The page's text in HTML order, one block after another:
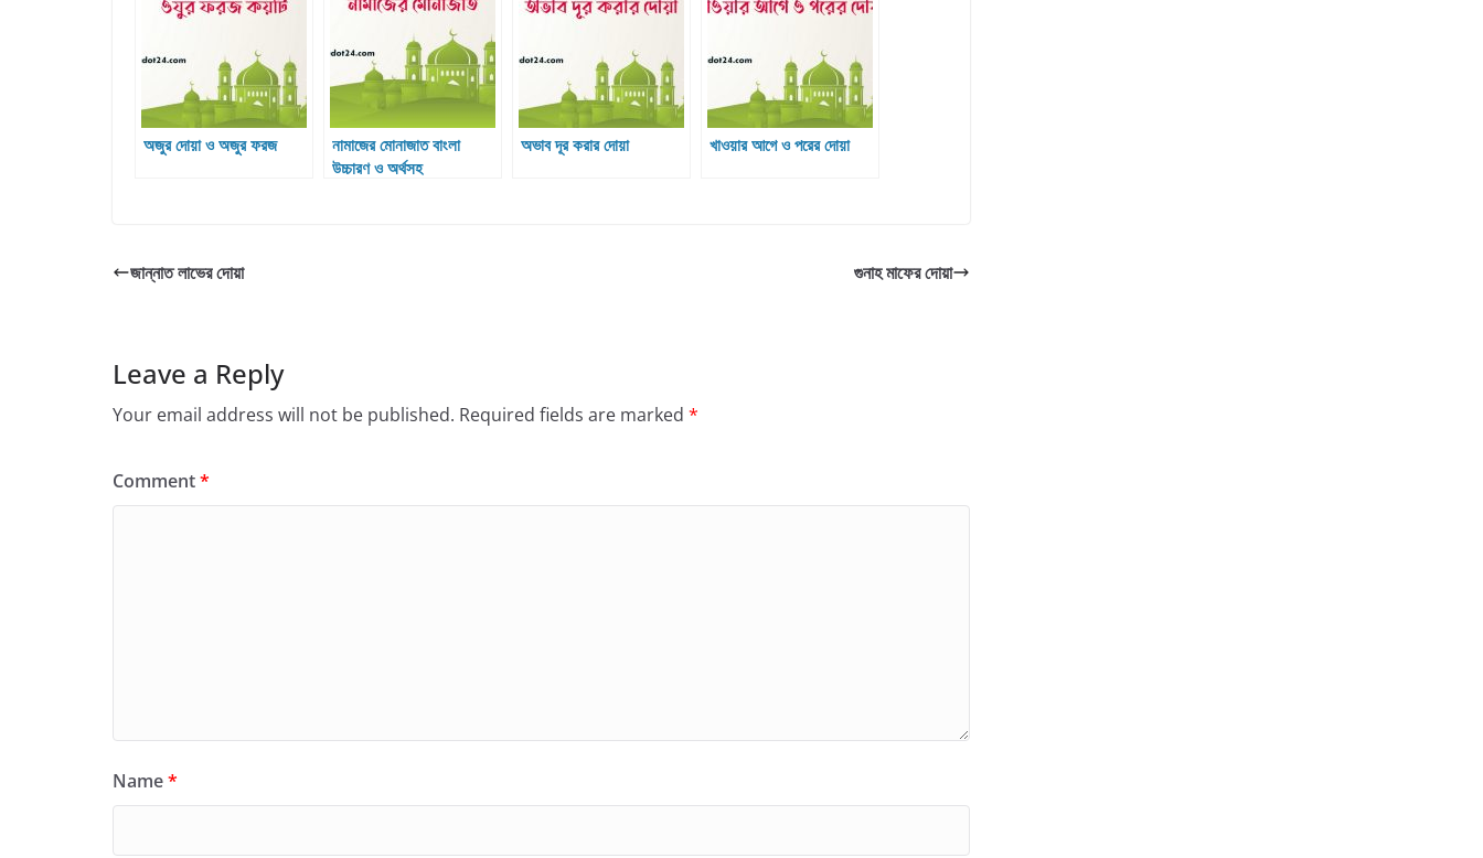
অজুর দোয়া ও অজুর ফরজ
নামাজের মোনাজাত বাংলা
উচ্চারণ ও অর্থসহ
অভাব দূর করার দোয়া খাওয়ার আগে ও পরের দোয়া
জান্নাত লাভের দোয়া গুনাহ মাফের দোয়া
Leave a Reply
Your email address will not be published. Required fields are marked *
Comment*
Name*